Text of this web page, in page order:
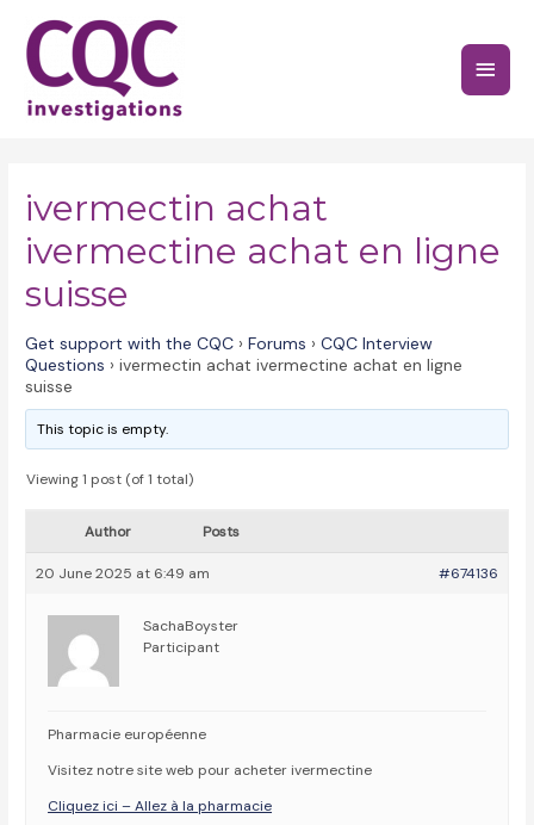
content
Main
ivermectin achat
ivermectine achat en ligne
suisse
Get support with the CQC › Forums › CQC Interview
Questions › ivermectin achat ivermectine achat en ligne
suisse
This topic is empty.
Viewing 1 post (of 1 total)
Author Posts
20 June 2025 at 6:49 am #674136
SachaBoyster
Participant
Pharmacie européenne
Visitez notre site web pour acheter ivermectine
Cliquez ici – Allez à la pharmacie